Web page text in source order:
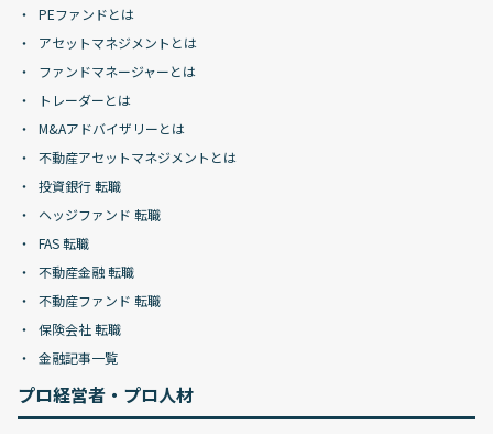
PEファンドとは
アセットマネジメントとは
ファンドマネージャーとは
トレーダーとは
M&Aアドバイザリーとは
不動産アセットマネジメントとは
投資銀行 転職
ヘッジファンド 転職
FAS 転職
不動産金融 転職
不動産ファンド 転職
保険会社 転職
金融記事一覧
プロ経営者・プロ人材